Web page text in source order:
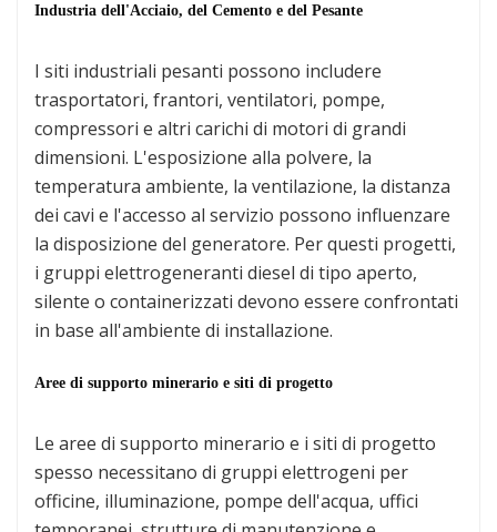
Industria dell'Acciaio, del Cemento e del Pesante
I siti industriali pesanti possono includere
trasportatori, frantori, ventilatori, pompe,
compressori e altri carichi di motori di grandi
dimensioni. L'esposizione alla polvere, la
temperatura ambiente, la ventilazione, la distanza
dei cavi e l'accesso al servizio possono influenzare
la disposizione del generatore. Per questi progetti,
i gruppi elettrogeneranti diesel di tipo aperto,
silente o containerizzati devono essere confrontati
in base all'ambiente di installazione.
Aree di supporto minerario e siti di progetto
Le aree di supporto minerario e i siti di progetto
spesso necessitano di gruppi elettrogeni per
officine, illuminazione, pompe dell'acqua, uffici